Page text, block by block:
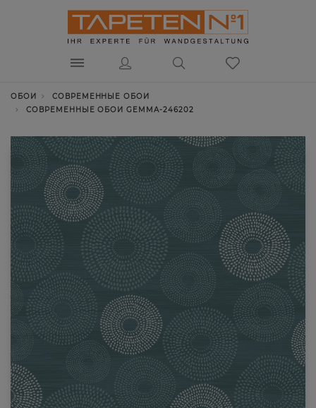
ОБОИ
СОВРЕМЕННЫЕ ОБОИ
СОВРЕМЕННЫЕ ОБОИ GEMMA-246202